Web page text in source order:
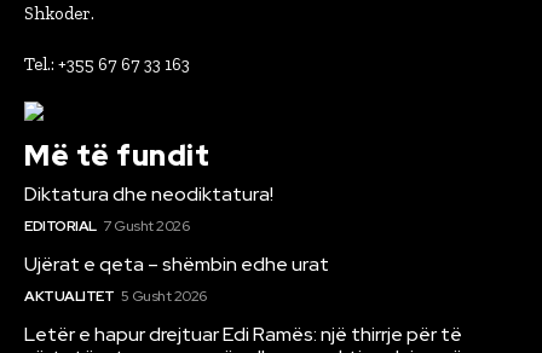
Shkoder.
Tel.: +355 67 67 33 163
Më të fundit
Diktatura dhe neodiktatura!
EDITORIAL 7 Gusht 2026
Ujërat e qeta – shëmbin edhe urat
AKTUALITET 5 Gusht 2026
Letër e hapur drejtuar Edi Ramës: një thirrje për të